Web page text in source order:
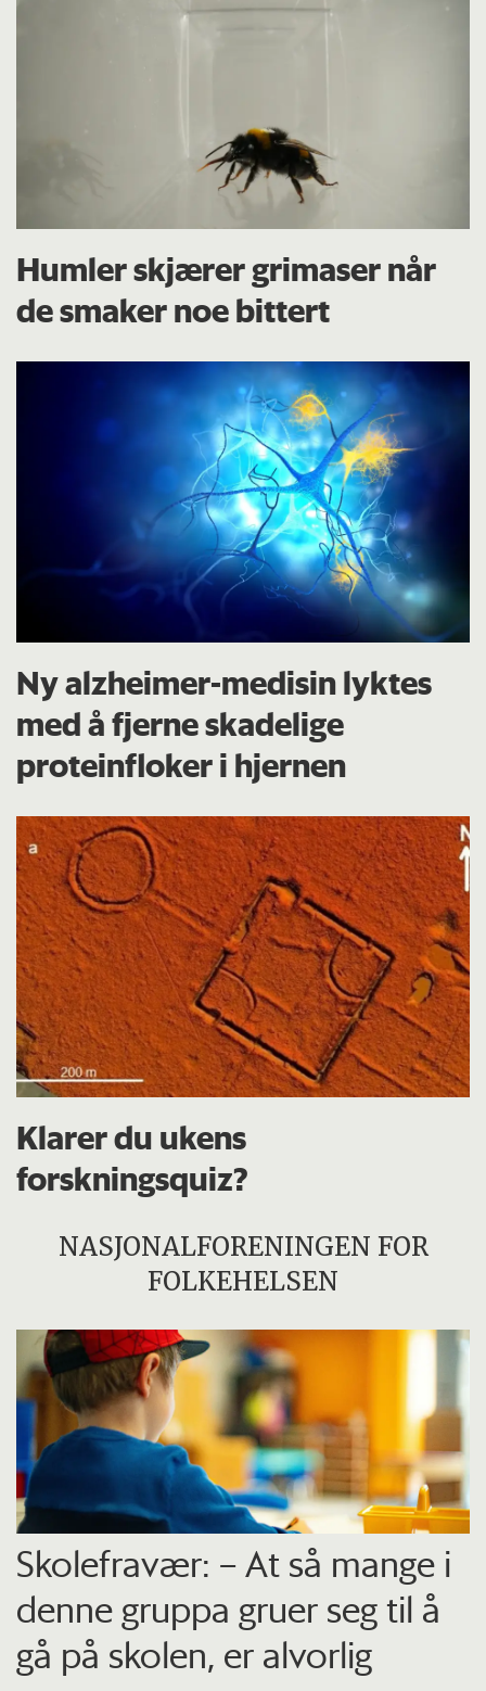
Humler skjærer grimaser når
de smaker noe bittert
Ny alzheimer-medisin lyktes
med å fjerne skadelige
proteinfloker i hjernen
Klarer du ukens
forskningsquiz?
NASJONALFORENINGEN FOR
FOLKEHELSEN
Skolefravær: – At så mange i
denne gruppa gruer seg til å
gå på skolen, er alvorlig